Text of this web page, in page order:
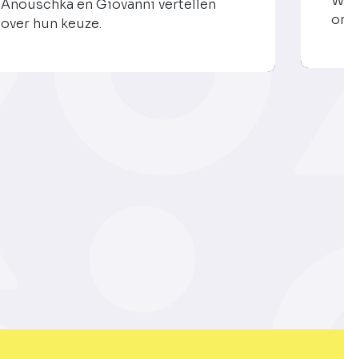
Anouschka en Giovanni vertellen
over hun keuze.